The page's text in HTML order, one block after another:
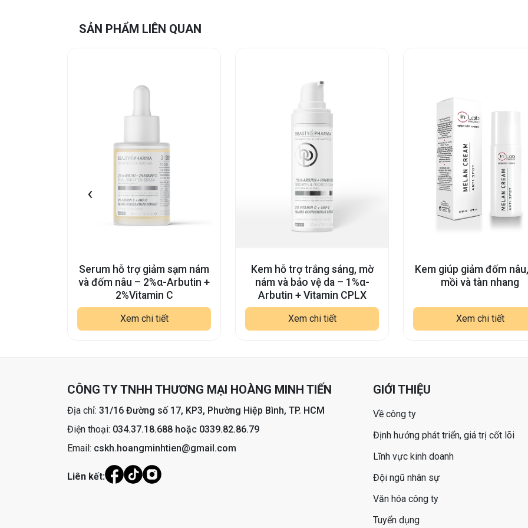
SẢN PHẨM LIÊN QUAN
Serum hỗ trợ giảm sạm nám
và đốm nâu – 2%α-Arbutin +
2%Vitamin C
Xem chi tiết
Kem hỗ trợ trắng sáng, mờ
nám và bảo vệ da – 1%α-
Arbutin + Vitamin CPLX
Xem chi tiết
Kem giúp giảm đốm
mồi và tàn nhang
Xem chi tiết
‹
CÔNG TY TNHH THƯƠNG MẠI HOÀNG MINH TIẾN
Địa chỉ: 31/16 Đường số 17, KP3, Phường Hiệp Bình, TP. HCM
Điện thoại: 034.37.18.688 hoặc 0339.82.86.79
Email: cskh.hoangminhtien@gmail.com
Liên kết:
GIỚI THIỆU
Về công ty
Định hướng phát triển, giá trị cốt lõi
Lĩnh vực kinh doanh
Đội ngũ nhân sự
Văn hóa công ty
Tuyển dụng